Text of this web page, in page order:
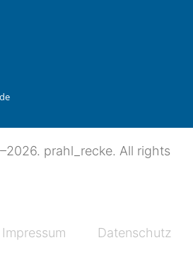
prahl_recke. All rights
Impres­sum Daten­schutz